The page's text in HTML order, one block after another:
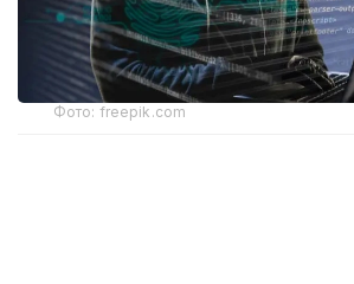
Фото: freepik.com